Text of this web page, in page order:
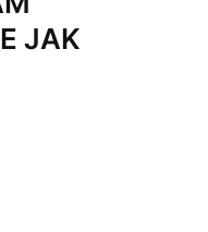
JAK